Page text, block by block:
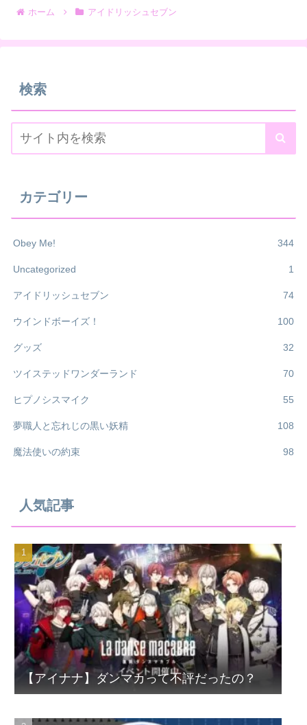
ホーム アイドリッシュセブン
検索
カテゴリー
Obey Me! 344
Uncategorized 1
アイドリッシュセブン 74
ウインドボーイズ！ 100
グッズ 32
ツイステッドワンダーランド 70
ヒプノシスマイク 55
夢職人と忘れじの黒い妖精 108
魔法使いの約束 98
人気記事
【アイナナ】ダンマカって不評だったの？